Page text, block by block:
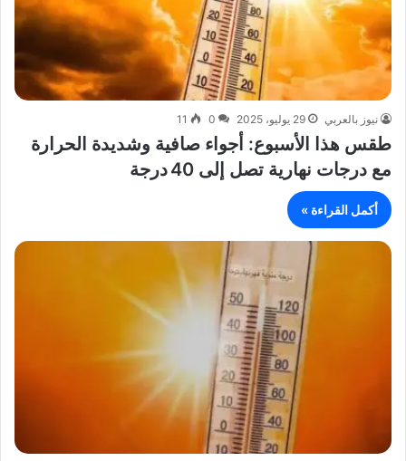
نيوز بالعربي 29 يوليو، 2025 0
11
طقس هذا الأسبوع: أجواء صافية وشديدة الحرارة
مع درجات نهارية تصل إلى 40 درجة
أكمل القراءة »